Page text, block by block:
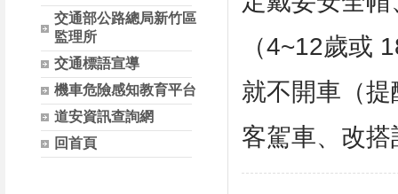
交通部公路總局新竹區
監理所
交通標語宣導
機車危險感知教育平台
道安資訊查詢網
回首頁
（4~12歲或
就不開車（
客駕車、改